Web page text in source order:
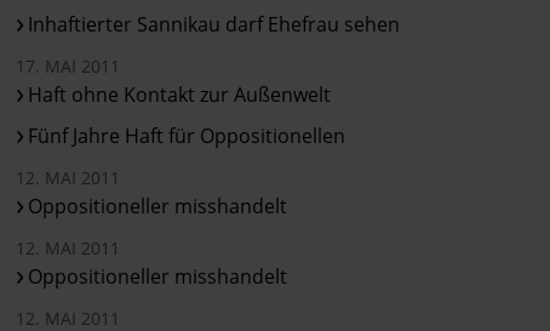
Inhaftierter Sannikau darf Ehefrau sehen
17. MAI 2011
Haft ohne Kontakt zur Außenwelt
Fünf Jahre Haft für Oppositionellen
12. MAI 2011
Oppositioneller misshandelt
12. MAI 2011
Oppositioneller misshandelt
12. MAI 2011